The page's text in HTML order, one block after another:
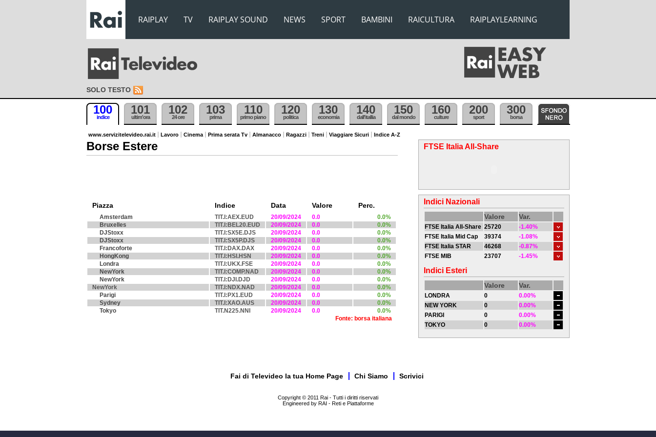
RAIPLAY TV RAIPLAY SOUND NEWS SPORT BAMBINI RAICULTURA RAIPLAYLEARNING
SOLO TESTO
100
indice
101
ultim'ora
102
24 ore
103
prima
110
primo piano
120
politica
130
economia
140
dall'itallia
150
dal mondo
160
culture
200
sport
300
borsa
www.servizitelevideo.rai.it Lavoro Cinema Prima serata Tv Almanacco Ragazzi Treni Viaggiare Sicuri Indice A-Z
Borse Estere
Piazza Indice Data Valore Perc.
Amsterdam TIT.I:AEX.EUD 20/09/2024 0.0
0.0%
Bruxelles
TIT.I:BEL20.EUD 20/09/2024 0.0
0.0%
DJStoxx
TIT.I:SX5E.DJS 20/09/2024 0.0
0.0%
DJStoxx
TIT.I:SX5P.DJS 20/09/2024 0.0
0.0%
Francoforte
TIT.I:DAX.DAX 20/09/2024 0.0
0.0%
HongKong
TIT.I:HSI.HSN 20/09/2024 0.0
0.0%
Londra
TIT.I:UKX.FSE 20/09/2024 0.0
0.0%
NewYork
TIT.I:COMP.NAD 20/09/2024 0.0
0.0%
NewYork
TIT.I:DJI.DJD 20/09/2024 0.0
0.0%
NewYork
TIT.I:NDX.NAD 20/09/2024 0.0
0.0%
Parigi
TIT.I:PX1.EUD 20/09/2024 0.0
0.0%
Sydney
TIT.I:XAO.AUS 20/09/2024 0.0
0.0%
Tokyo
TIT.N225.NNI 20/09/2024 0.0
0.0%
Fonte: borsa italiana
FTSE Italia All-Share
Indici Nazionali
Valore Var.
FTSE Italia All-Share 25720
-1.40%
FTSE Italia Mid Cap
39374
-1.08%
FTSE Italia STAR
46268
-0.87%
FTSE MIB
23707 -1.45%
Indici Esteri
Valore Var.
LONDRA 0
0.00%
NEW YORK
0
0.00%
PARIGI
0
0.00%
TOKYO
0 0.00%
Fai di Televideo la tua Home Page Chi Siamo Scrivici
Copyright © 2011 Rai - Tutti i diritti riservati
Engineered by RAI - Reti e Piattaforme